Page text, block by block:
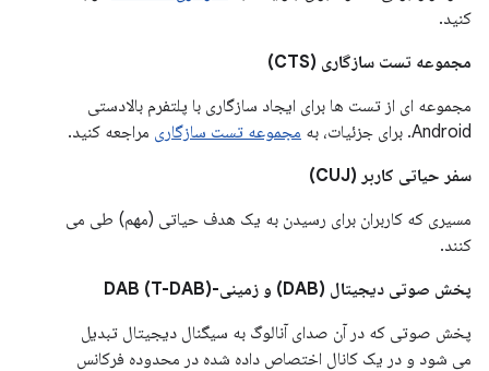
کنید.
مجموعه تست سازگاری (CTS)
مجموعه ای از تست ها برای ایجاد سازگاری با پلتفرم بالادستی
Android. برای جزئیات، به
مجموعه تست سازگاری مراجعه کنید.
سفر حیاتی کاربر (CUJ)
مسیری که کاربران برای رسیدن به یک هدف حیاتی (مهم) طی می
کنند.
پخش صوتی دیجیتال (DAB) و زمینی-DAB (T-DAB)
پخش صوتی که در آن صدای آنالوگ به سیگنال دیجیتال تبدیل
می شود و در یک کانال اختصاص داده شده در محدوده فرکانس